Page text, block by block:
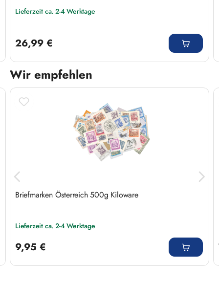
Lieferzeit ca. 2-4 Werktage
26,99 €
Wir empfehlen
Produktgalerie überspringen
Briefmarken Österreich 500g Kiloware
Lieferzeit ca. 2-4 Werktage
9,95 €